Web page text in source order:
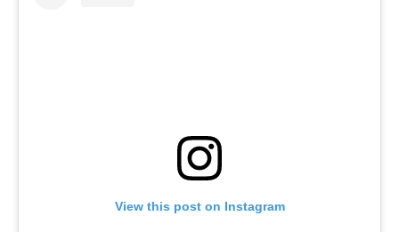
View this post on Instagram